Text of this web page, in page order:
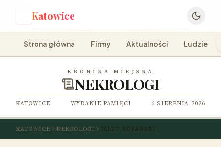
Katowice
Strona główna Firmy Aktualności Ludzie
KRONIKA MIEJSKA
NEKROLOGI
KATOWICE WYDANIE PAMIĘCI 6 SIERPNIA 2026
KATOWICE NEKROLOGI JERZY SOBAŃSKI